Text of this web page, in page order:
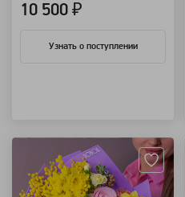
10 500 ₽
Узнать о поступлении